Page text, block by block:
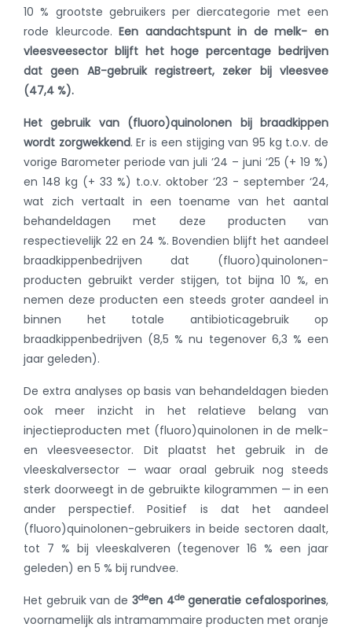
10 % grootste gebruikers per diercategorie met een
rode kleurcode.Een aandachtspunt in de melk- en
vleesveesector blijft het hoge percentage bedrijven
dat geen AB-gebruik registreert, zeker bij vleesvee
(47,4 %).
Het gebruik van (fluoro)quinolonen bij braadkippen
wordt zorgwekkend. Er is een stijging van 95 kg t.o.v. de
vorige Barometer periode van juli ’24 – juni ’25 (+ 19 %)
en 148 kg (+ 33 %) t.o.v. oktober ’23 - september ‘24,
wat zich vertaalt in een toename van het aantal
behandeldagen met deze producten van
respectievelijk 22 en 24 %. Bovendien blijft het aandeel
braadkippenbedrijven dat (fluoro)quinolonen-
producten gebruikt verder stijgen, tot bijna 10 %, en
nemen deze producten een steeds groter aandeel in
binnen het totale antibioticagebruik op
braadkippenbedrijven (8,5 % nu tegenover 6,3 % een
jaar geleden).
De extra analyses op basis van behandeldagen bieden
ook meer inzicht in het relatieve belang van
injectieproducten met (fluoro)quinolonen in de melk-
en vleesveesector. Dit plaatst het gebruik in de
vleeskalversector — waar oraal gebruik nog steeds
sterk doorweegt in de gebruikte kilogrammen — in een
ander perspectief. Positief is dat het aandeel
(fluoro)quinolonen-gebruikers in beide sectoren daalt,
tot 7 % bij vleeskalveren (tegenover 16 % een jaar
geleden) en 5 % bij rundvee.
Het gebruik van de 3deen 4degeneratie cefalosporines,
voornamelijk als intramammaire producten met oranje